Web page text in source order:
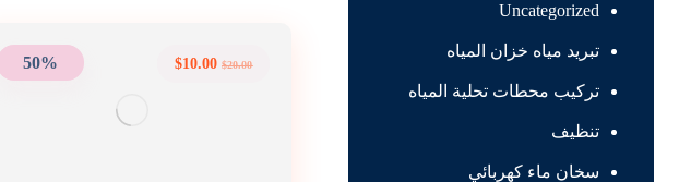
50% $20.00
$10.00
Uncategorized
تبريد مياه خزان المياه
تركيب محطات تحلية المياه
تنظيف
سخان ماء كهربائي